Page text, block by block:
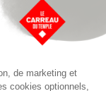
de la fin du